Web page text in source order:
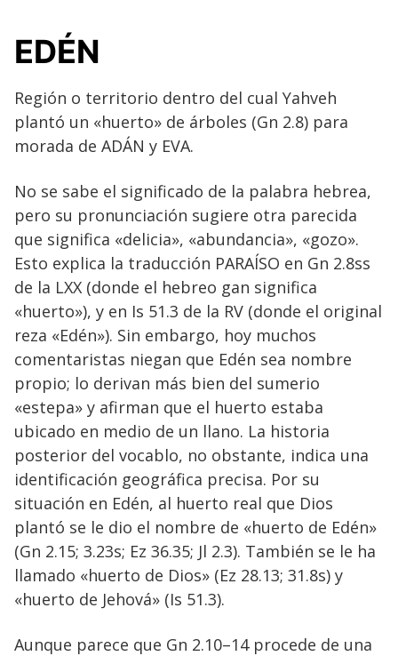
EDÉN
Región o territorio dentro del cual Yahveh
plantó un «huerto» de árboles (Gn 2.8) para
morada de ADÁN y EVA.
No se sabe el significado de la palabra hebrea,
pero su pronunciación sugiere otra parecida
que significa «delicia», «abundancia», «gozo».
Esto explica la traducción PARAÍSO en Gn 2.8ss
de la LXX (donde el hebreo gan significa
«huerto»), y en Is 51.3 de la RV (donde el original
reza «Edén»). Sin embargo, hoy muchos
comentaristas niegan que Edén sea nombre
propio; lo derivan más bien del sumerio
«estepa» y afirman que el huerto estaba
ubicado en medio de un llano. La historia
posterior del vocablo, no obstante, indica una
identificación geográfica precisa. Por su
situación en Edén, al huerto real que Dios
plantó se le dio el nombre de «huerto de Edén»
(Gn 2.15; 3.23s; Ez 36.35; Jl 2.3). También se le ha
llamado «huerto de Dios» (Ez 28.13; 31.8s) y
«huerto de Jehová» (Is 51.3).
Aunque parece que Gn 2.10–14 procede de una